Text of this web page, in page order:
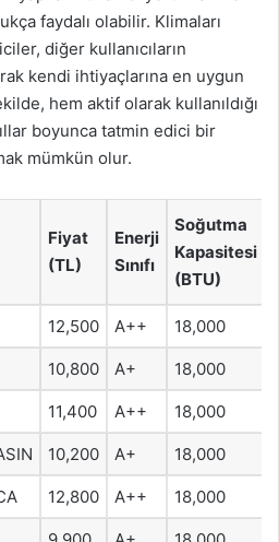
faydalı olabilir. Klimaları
diğer kullanıcıların
kendi ihtiyaçlarına en uygun
hem aktif olarak kullanıldığı
boyunca tatmin edici bir
mümkün olur.
Fiyat
(TL)
Enerji
Sınıfı
Soğutma
Kapasitesi
(BTU)
12,500 A++ 18,000
10,800 A+ 18,000
11,400 A++ 18,000
10,200 A+ 18,000
12,800 A++ 18,000